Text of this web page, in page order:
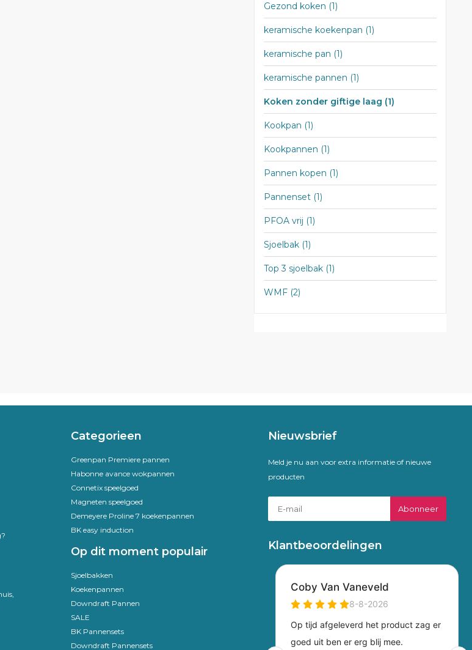
Gezond koken (1)
keramische koekenpan (1)
keramische pan (1)
keramische pannen (1)
Koken zonder giftige laag (1)
Kookpan (1)
Kookpannen (1)
Pannen kopen (1)
Pannenset (1)
PFOA vrij (1)
Sjoelbak (1)
Top 3 sjoelbak (1)
WMF (2)
Categorieen
Greenpan Premiere pannen
Habonne avance wokpannen
Connetix speelgoed
Magneten speelgoed
Demeyere Proline 7 koekenpannen
BK easy induction
Op dit moment populair
Sjoelbakken
Koekenpannen
Downdraft Pannen
SALE
BK Pannensets
Downdraft Pannensets
Nieuwsbrief
Meld je nu aan voor extra informatie of nieuwe
producten
Abonneer
Klantbeoordelingen